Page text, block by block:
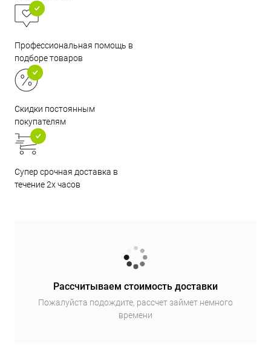
Профессиональная помощь в
подборе товаров
Скидки постоянным
покупателям
Супер срочная доставка в
течение 2х часов
Рассчитываем стоимость доставки
Пожалуйста подождите, рассчет займет немного
времени